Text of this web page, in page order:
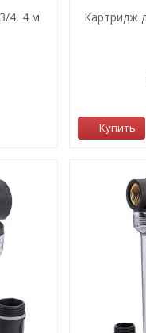
4, 4 м
Картридж
Купить